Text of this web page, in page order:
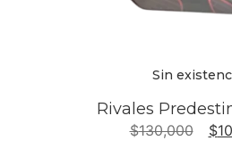
Sin
Rivales
$130,000 $